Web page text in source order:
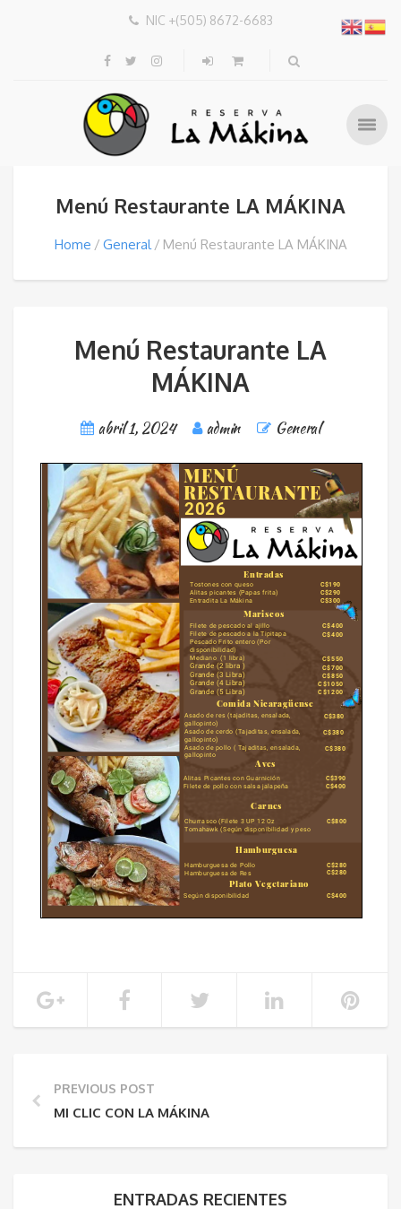
NIC +(505) 8672-6683
Menú Restaurante LA MÁKINA
Home General Menú Restaurante LA MÁKINA
Menú Restaurante LA
MÁKINA
abril 1, 2024 admin General
PREVIOUS POST
MI CLIC CON LA MÁKINA
ENTRADAS RECIENTES